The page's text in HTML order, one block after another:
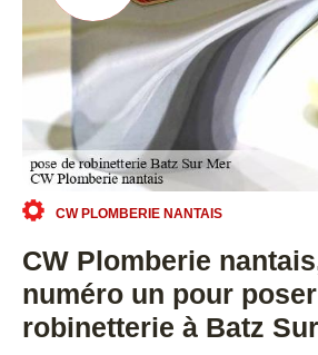
CW PLOMBERIE NANTAIS
CW Plomberie
numéro un pour
robinetterie à Batz